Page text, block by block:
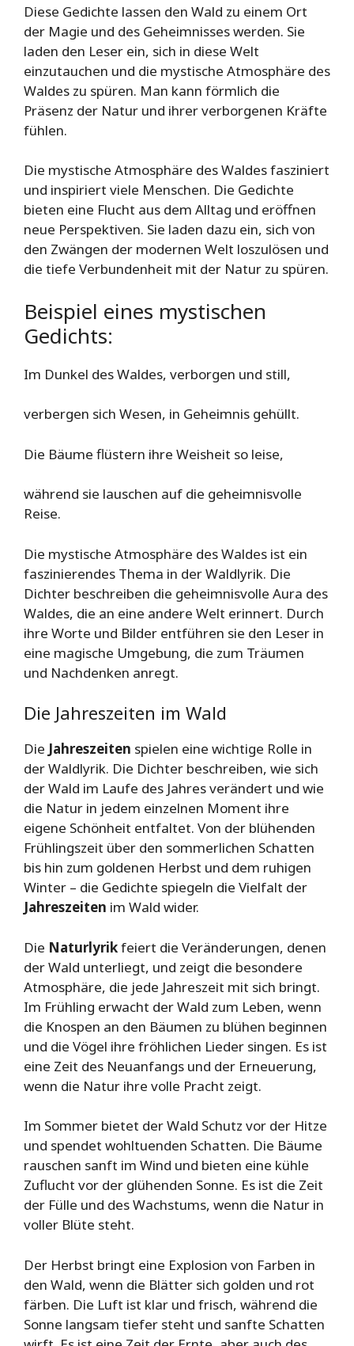
Diese Gedichte lassen den Wald zu einem Ort
der Magie und des Geheimnisses werden. Sie
laden den Leser ein, sich in diese Welt
einzutauchen und die mystische Atmosphäre des
Waldes zu spüren. Man kann förmlich die
Präsenz der Natur und ihrer verborgenen Kräfte
fühlen.
Die mystische Atmosphäre des Waldes fasziniert
und inspiriert viele Menschen. Die Gedichte
bieten eine Flucht aus dem Alltag und eröffnen
neue Perspektiven. Sie laden dazu ein, sich von
den Zwängen der modernen Welt loszulösen und
die tiefe Verbundenheit mit der Natur zu spüren.
Beispiel eines mystischen
Gedichts:
Im Dunkel des Waldes, verborgen und still,
verbergen sich Wesen, in Geheimnis gehüllt.
Die Bäume flüstern ihre Weisheit so leise,
während sie lauschen auf die geheimnisvolle
Reise.
Die mystische Atmosphäre des Waldes ist ein
faszinierendes Thema in der Waldlyrik. Die
Dichter beschreiben die geheimnisvolle Aura des
Waldes, die an eine andere Welt erinnert. Durch
ihre Worte und Bilder entführen sie den Leser in
eine magische Umgebung, die zum Träumen
und Nachdenken anregt.
Die Jahreszeiten im Wald
Die Jahreszeiten spielen eine wichtige Rolle in
der Waldlyrik. Die Dichter beschreiben, wie sich
der Wald im Laufe des Jahres verändert und wie
die Natur in jedem einzelnen Moment ihre
eigene Schönheit entfaltet. Von der blühenden
Frühlingszeit über den sommerlichen Schatten
bis hin zum goldenen Herbst und dem ruhigen
Winter – die Gedichte spiegeln die Vielfalt der
Jahreszeiten im Wald wider.
Die Naturlyrikfeiert die Veränderungen, denen
der Wald unterliegt, und zeigt die besondere
Atmosphäre, die jede Jahreszeit mit sich bringt.
Im Frühling erwacht der Wald zum Leben, wenn
die Knospen an den Bäumen zu blühen beginnen
und die Vögel ihre fröhlichen Lieder singen. Es ist
eine Zeit des Neuanfangs und der Erneuerung,
wenn die Natur ihre volle Pracht zeigt.
Im Sommer bietet der Wald Schutz vor der Hitze
und spendet wohltuenden Schatten. Die Bäume
rauschen sanft im Wind und bieten eine kühle
Zuflucht vor der glühenden Sonne. Es ist die Zeit
der Fülle und des Wachstums, wenn die Natur in
voller Blüte steht.
Der Herbst bringt eine Explosion von Farben in
den Wald, wenn die Blätter sich golden und rot
färben. Die Luft ist klar und frisch, während die
Sonne langsam tiefer steht und sanfte Schatten